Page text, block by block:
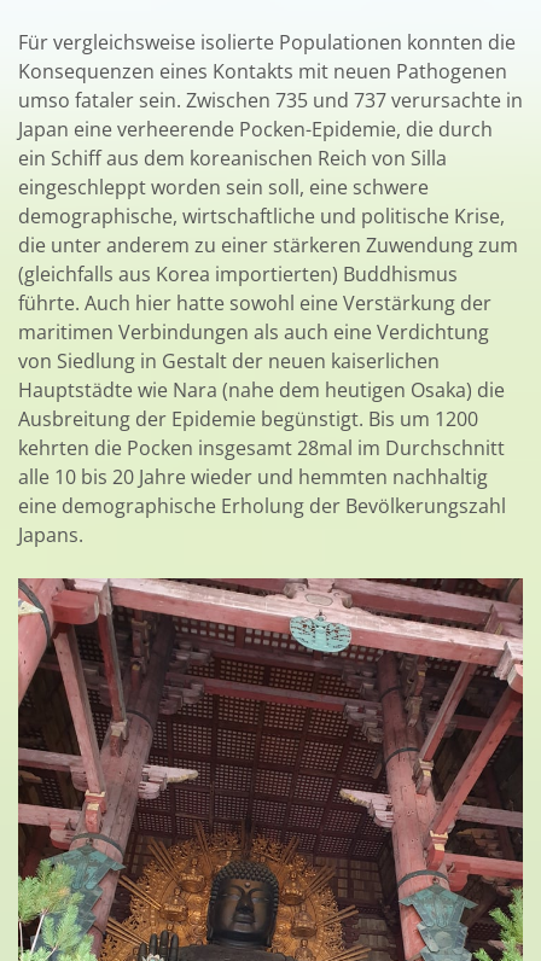
Für vergleichsweise isolierte Populationen konnten die
Konsequenzen eines Kontakts mit neuen Pathogenen
umso fataler sein. Zwischen 735 und 737 verursachte in
Japan eine verheerende Pocken-Epidemie, die durch
ein Schiff aus dem koreanischen Reich von Silla
eingeschleppt worden sein soll, eine schwere
demographische, wirtschaftliche und politische Krise,
die unter anderem zu einer stärkeren Zuwendung zum
(gleichfalls aus Korea importierten) Buddhismus
führte. Auch hier hatte sowohl eine Verstärkung der
maritimen Verbindungen als auch eine Verdichtung
von Siedlung in Gestalt der neuen kaiserlichen
Hauptstädte wie Nara (nahe dem heutigen Osaka) die
Ausbreitung der Epidemie begünstigt. Bis um 1200
kehrten die Pocken insgesamt 28mal im Durchschnitt
alle 10 bis 20 Jahre wieder und hemmten nachhaltig
eine demographische Erholung der Bevölkerungszahl
Japans.